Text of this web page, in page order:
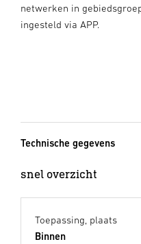
netwerken in
ingesteld via APP.
Technische gegevens
snel overzicht
Toepassing, plaats
Binnen